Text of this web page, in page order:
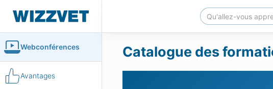
Webconférences
Avantages
Catalogue des